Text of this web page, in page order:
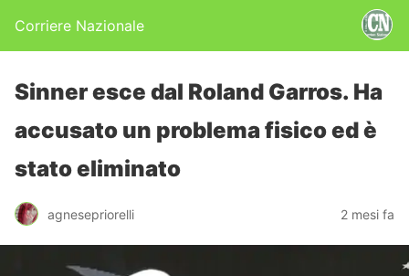
Corriere Nazionale
Sinner esce dal Roland Garros. Ha
accusato un problema fisico ed è
stato eliminato
agnesepriorelli 2 mesi fa